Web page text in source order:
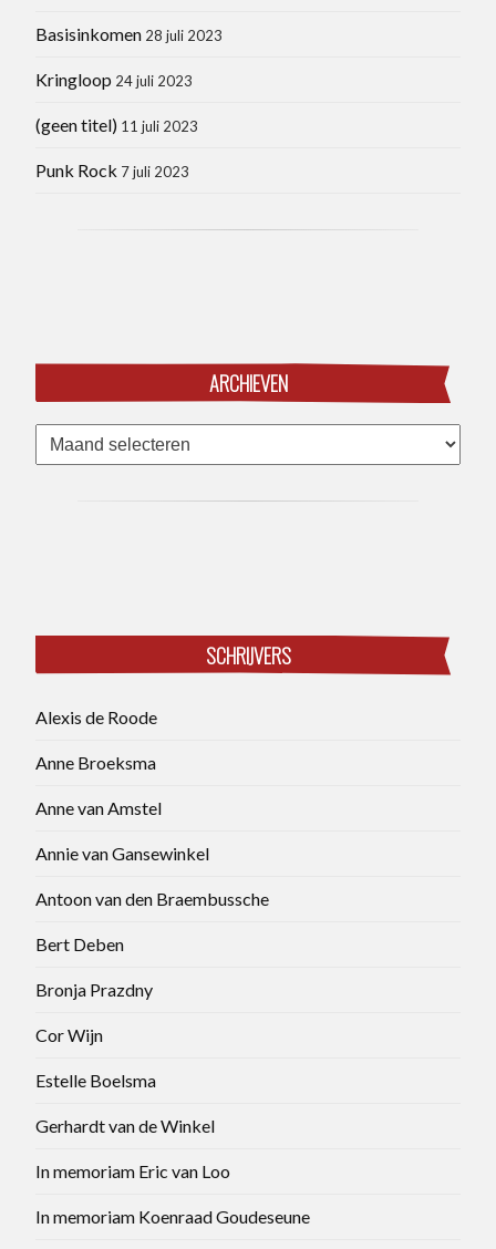
Basisinkomen 28 juli 2023
Kringloop 24 juli 2023
(geen titel) 11 juli 2023
Punk Rock 7 juli 2023
ARCHIEVEN
Archieven
SCHRIJVERS
Alexis de Roode
Anne Broeksma
Anne van Amstel
Annie van Gansewinkel
Antoon van den Braembussche
Bert Deben
Bronja Prazdny
Cor Wijn
Estelle Boelsma
Gerhardt van de Winkel
In memoriam Eric van Loo
In memoriam Koenraad Goudeseune